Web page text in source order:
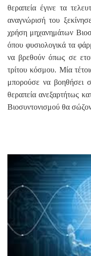
θεραπεία έγινε τα
αναγνώρισή του
χρήση μηχανημάτων
όπου φυσιολογικά τα
να βρεθούν όπως σε
τρίτου κόσμου. Μία
μπορούσε να βοηθήσει
θεραπεία ανεξαρτήτως
Βιοσυντονισμού θα